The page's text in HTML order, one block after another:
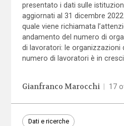
presentato i dati sulle
aggiornati al 31 dicembre
quale viene richiamata
andamento del numero di
di lavoratori: le organizzazioni
numero di lavoratori è in
Gianfranco Marocchi 17
Dati e ricerche